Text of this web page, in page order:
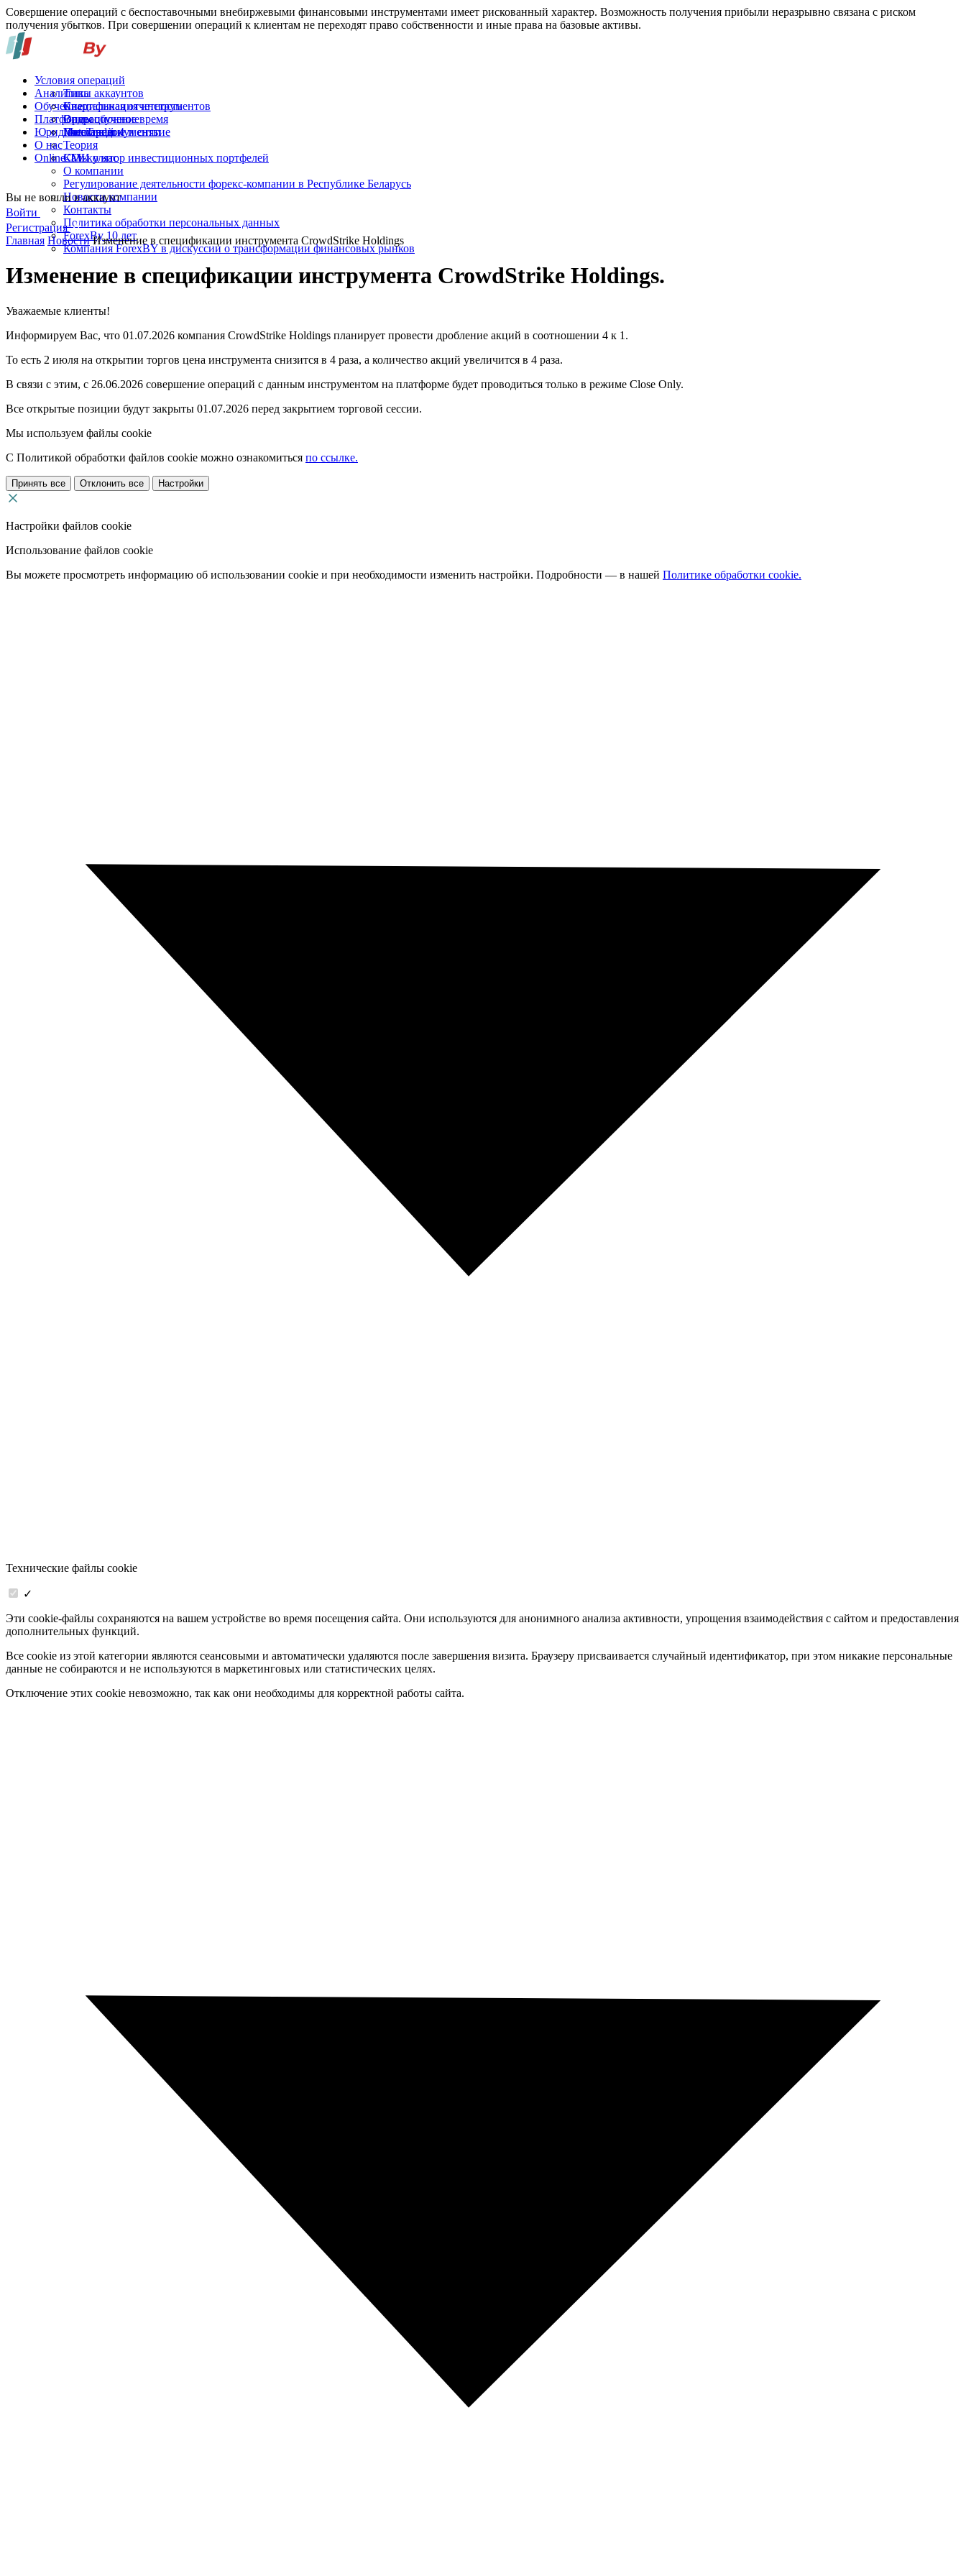
Совершение операций с беспоставочными внебиржевыми финансовыми инструментами имеет рискованный характер. Возможность получения прибыли неразрывно связана с риском
получения убытков. При совершении операций к клиентам не переходят право собственности и иные права на базовые активы.
Условия операций
Типы аккаунтов
Спецификация инструментов
Операционное время
Пополнение и снятие
Аналитика
Квартальная отчетность
Обучение
Видеообучение
Глоссарий
Теория
Калькулятор инвестиционных портфелей
Платформы
MetaTrader 4
Юридические документы
О нас
СМИ о нас
О компании
Регулирование деятельности форекс-компании в Республике Беларусь
Новости компании
Контакты
Политика обработки персональных данных
ForexBy 10 лет
Компания ForexBY в дискуссии о трансформации финансовых рынков
Online-TV
Вы не вошли в аккаунт
Войти
Регистрация
Главная Новости Изменение в спецификации инструмента CrowdStrike Holdings
Изменение в спецификации инструмента CrowdStrike Holdings.
Уважаемые клиенты!
Информируем Вас, что 01.07.2026 компания CrowdStrike Holdings планирует провести дробление акций в соотношении 4 к 1.
То есть 2 июля на открытии торгов цена инструмента снизится в 4 раза, а количество акций увеличится в 4 раза.
В связи с этим, с 26.06.2026 совершение операций с данным инструментом на платформе будет проводиться только в режиме Close Only.
Все открытые позиции будут закрыты 01.07.2026 перед закрытием торговой сессии.
Мы используем файлы cookie
С Политикой обработки файлов cookie можно ознакомиться по ссылке.
Принять все Отклонить все Настройки
Настройки файлов cookie
Использование файлов cookie
Вы можете просмотреть информацию об использовании cookie и при необходимости изменить настройки. Подробности — в нашей Политике обработки cookie.
Технические файлы cookie
✓
Эти cookie-файлы сохраняются на вашем устройстве во время посещения сайта. Они используются для анонимного анализа активности, упрощения взаимодействия с сайтом и предоставления
дополнительных функций.
Все cookie из этой категории являются сеансовыми и автоматически удаляются после завершения визита. Браузеру присваивается случайный идентификатор, при этом никакие персональные
данные не собираются и не используются в маркетинговых или статистических целях.
Отключение этих cookie невозможно, так как они необходимы для корректной работы сайта.